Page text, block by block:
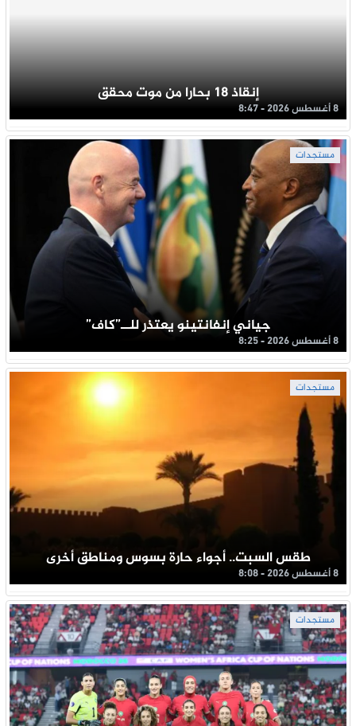
إنقاذ 18 بحارا من موت محقق
8 أغسطس 2026 - 8:47
مستجدات
جياني إنفانتينو يعتذر للــ”كاف”
8 أغسطس 2026 - 8:25
مستجدات
طقس السبت.. أجواء حارة بسوس ومناطق أخرى
8 أغسطس 2026 - 8:08
مستجدات